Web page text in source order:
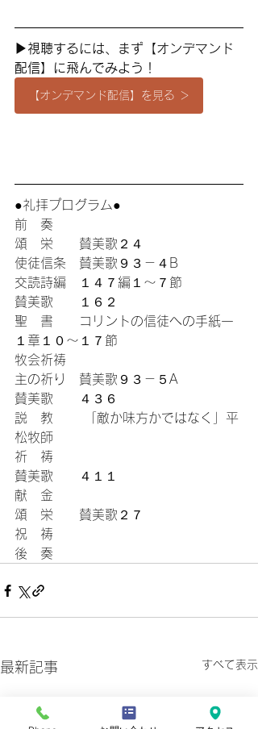
▶︎視聴するには、まず【オンデマンド
配信】に飛んでみよう ！
【オンデマンド配信】を見る ＞
●礼拝プログラム●
前　奏
頌　栄　　賛美歌２４
使徒信条　賛美歌９３－４B
交読詩編　１４７編１〜７節
賛美歌　　１６２
聖　書　　コリントの信徒への手紙一
１章１０〜１７節
牧会祈祷
主の祈り　賛美歌９３－５A
賛美歌　　４３６
説　教 　　「敵か味方かではなく」平
松牧師
祈　祷
賛美歌　　４１１
献　金
頌　栄　　賛美歌２７
祝　祷
後　奏
最新記事 すべて表示